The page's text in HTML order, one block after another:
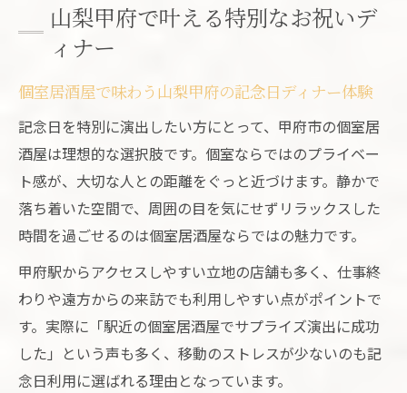
山梨甲府で叶える特別なお祝いデ
ィナー
個室居酒屋で味わう山梨甲府の記念日ディナー体験
記念日を特別に演出したい方にとって、甲府市の個室居
酒屋は理想的な選択肢です。個室ならではのプライベー
ト感が、大切な人との距離をぐっと近づけます。静かで
落ち着いた空間で、周囲の目を気にせずリラックスした
時間を過ごせるのは個室居酒屋ならではの魅力です。
甲府駅からアクセスしやすい立地の店舗も多く、仕事終
わりや遠方からの来訪でも利用しやすい点がポイントで
す。実際に「駅近の個室居酒屋でサプライズ演出に成功
した」という声も多く、移動のストレスが少ないのも記
念日利用に選ばれる理由となっています。